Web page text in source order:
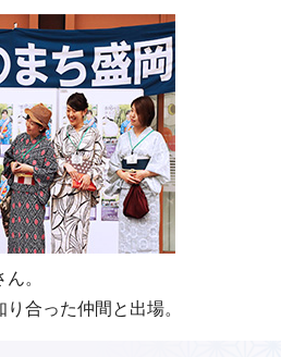
。
合った仲間と出場。